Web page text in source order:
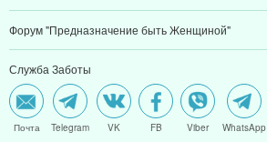
Форум "Предназначение быть Женщиной"
Служба Заботы
Почта Telegram VK FB Viber WhatsApp